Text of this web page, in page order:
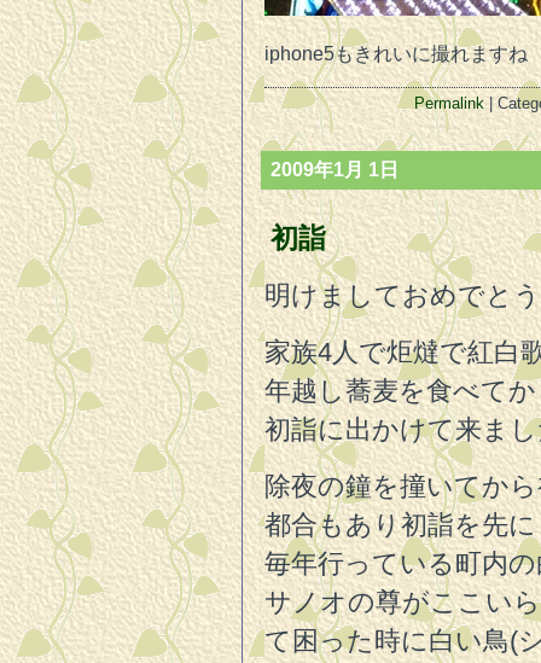
iphone5もきれいに撮れますね
Permalink|
2009年1月 1日
初詣
明けましておめでと
家族4人で炬燵で紅白
年越し蕎麦を食べて
初詣に出かけて来ま
除夜の鐘を撞いてか
都合もあり初詣を先
毎年行っている町内
サノオの尊がここい
て困った時に白い鳥(